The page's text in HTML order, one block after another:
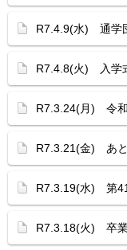
R7.4.9(水) 通学
R7.4.8(火) 入学
R7.3.24(月) 令
R7.3.21(金) あ
R7.3.19(水) 第
R7.3.18(火) 卒